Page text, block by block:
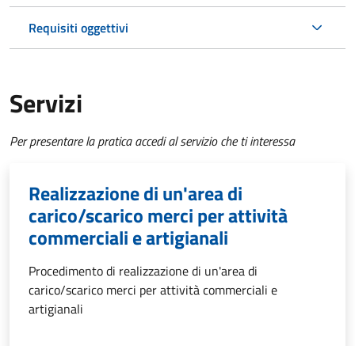
Requisiti oggettivi
Servizi
Per presentare la pratica accedi al servizio che ti interessa
Realizzazione di un'area di
carico/scarico merci per attività
commerciali e artigianali
Procedimento di realizzazione di un'area di
carico/scarico merci per attività commerciali e
artigianali